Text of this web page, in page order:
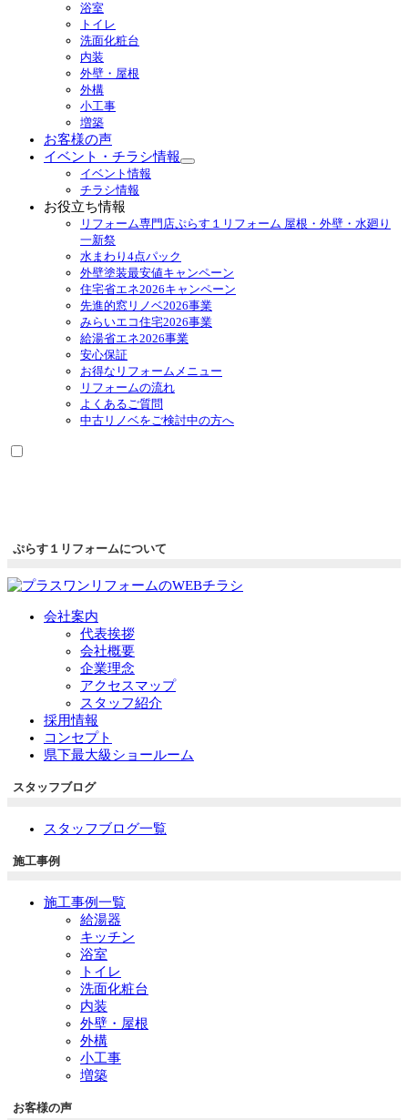
ニ
ュ
開
浴室
トイレ
洗面化粧台
内装
外壁・屋根
外構
小工事
増築
お客様の声
イベント・チラシ情報
サ
ニ
ュ
を
展
開
イベント情報
チラシ情報
お役立ち情報
リフォーム専門店ぷらす１リフォーム 屋根・外壁・水廻り
一新祭
水まわり4点パック
外壁塗装最安値キャンペーン
住宅省エネ2026キャンペーン
先進的窓リノベ2026事業
みらいエコ住宅2026事業
給湯省エネ2026事業
安心保証
お得なリフォームメニュー
リフォームの流れ
よくあるご質問
中古リノベをご検討中の方へ
ぷらす１リフォームについて
会社案内
代表挨拶
会社概要
企業理念
アクセスマップ
スタッフ紹介
採用情報
コンセプト
県下最大級ショールーム
スタッフブログ
スタッフブログ一覧
施工事例
施工事例一覧
給湯器
キッチン
浴室
トイレ
洗面化粧台
内装
外壁・屋根
外構
小工事
増築
お客様の声